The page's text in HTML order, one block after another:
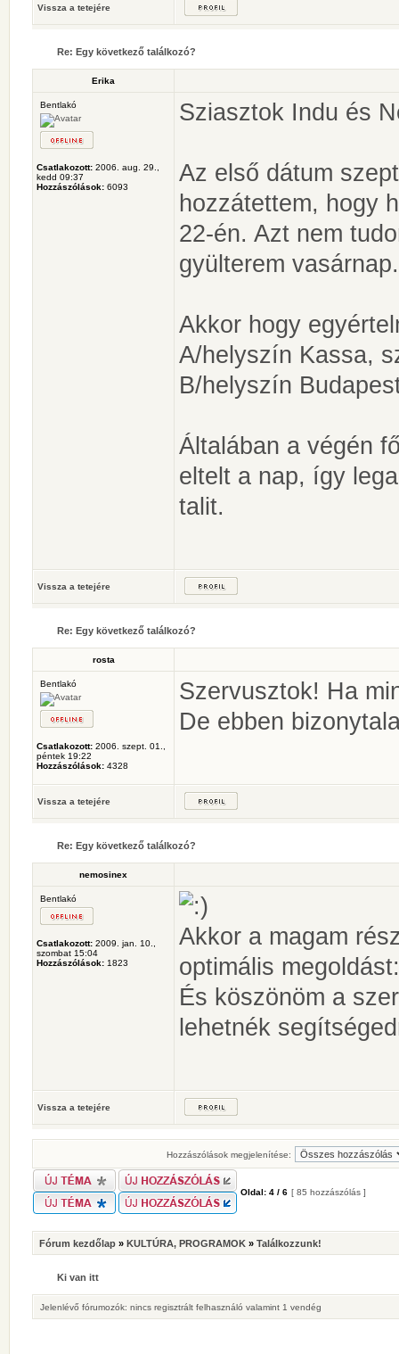
Vissza a tetejére
Re: Egy következő találkozó?
Erika
Bentlakó
Csatlakozott: 2006. aug. 29.,
kedd 09:37
Hozzászólások: 6093
Sziasztok Indu és
Az első dátum
hozzátettem, hogy
22-én. Azt nem
gyülterem vasárnap.
Akkor hogy
A/helyszín Kassa,
B/helyszín
Általában a végén
eltelt a nap, így
talit.
Vissza a tetejére
Re: Egy következő találkozó?
rosta
Bentlakó
Csatlakozott: 2006. szept. 01.,
péntek 19:22
Hozzászólások: 4328
Szervusztok! Ha
De ebben
Vissza a tetejére
Re: Egy következő találkozó?
nemosinex
Bentlakó
Csatlakozott: 2009. jan. 10.,
szombat 15:04
Hozzászólások: 1823
Akkor a magam
optimális
És köszönöm a
lehetnék
Vissza a tetejére
Hozzászólások megjelenítése:
Oldal: 4 / 6 [ 85 hozzászólás ]
Fórum kezdőlap » KULTÚRA, PROGRAMOK » Találkozzunk!
Ki van itt
Jelenlévő fórumozók: nincs regisztrált felhasználó valamint 1 vendég